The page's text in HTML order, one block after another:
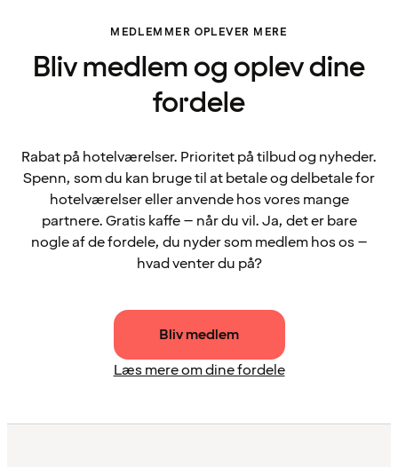
MEDLEMMER OPLEVER MERE
Bliv medlem og oplev dine
fordele
Rabat på hotelværelser. Prioritet på tilbud og nyheder.
Spenn, som du kan bruge til at betale og delbetale for
hotelværelser eller anvende hos vores mange
partnere. Gratis kaffe – når du vil. Ja, det er bare
nogle af de fordele, du nyder som medlem hos os –
hvad venter du på?
Bliv medlem
Læs mere om dine fordele